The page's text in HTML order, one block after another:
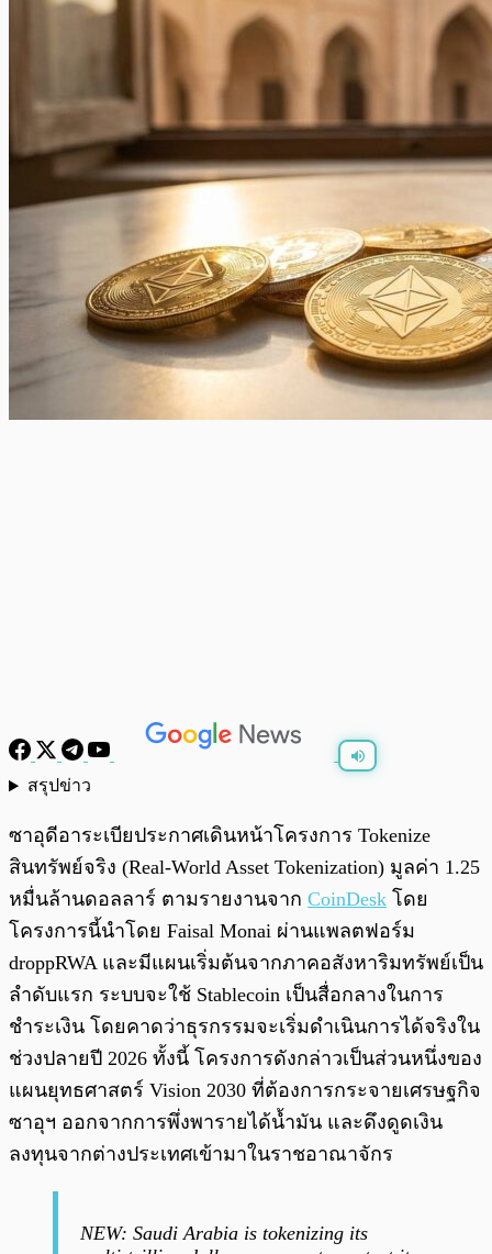
สรุปข่าว
ซาอุดีอาระเบียประกาศเดินหน้าโครงการ Tokenize
สินทรัพย์จริง (Real-World Asset Tokenization) มูลค่า 1.25
หมื่นล้านดอลลาร์ ตามรายงานจาก CoinDesk โดย
โครงการนี้นำโดย Faisal Monai ผ่านแพลตฟอร์ม
droppRWA และมีแผนเริ่มต้นจากภาคอสังหาริมทรัพย์เป็น
ลำดับแรก ระบบจะใช้ Stablecoin เป็นสื่อกลางในการ
ชำระเงิน โดยคาดว่าธุรกรรมจะเริ่มดำเนินการได้จริงใน
ช่วงปลายปี 2026 ทั้งนี้ โครงการดังกล่าวเป็นส่วนหนึ่งของ
แผนยุทธศาสตร์ Vision 2030 ที่ต้องการกระจายเศรษฐกิจ
ซาอุฯ ออกจากการพึ่งพารายได้น้ำมัน และดึงดูดเงิน
ลงทุนจากต่างประเทศเข้ามาในราชอาณาจักร
NEW: Saudi Arabia is tokenizing its